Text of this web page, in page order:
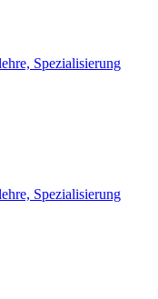
Spezialisierung
Spezialisierung